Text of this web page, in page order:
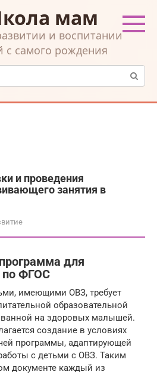
мам
и воспитании
с самого рождения
и проведения
занятия в
для
по ФГОС
имеющими ОВЗ, требует
образовательной
на здоровых малышей.
создание в условиях
программы, адаптирующей
с детьми с ОВЗ. Таким
документе каждый из